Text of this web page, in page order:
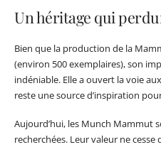
Un héritage qui
Bien que la production de la
(environ 500 exemplaires), son
indéniable. Elle a ouvert la voie
reste une source d’inspiration
Aujourd’hui, les Munch Mammut
recherchées. Leur valeur ne